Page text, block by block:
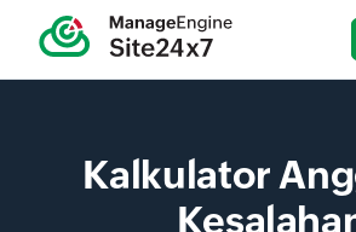
Kalkulator